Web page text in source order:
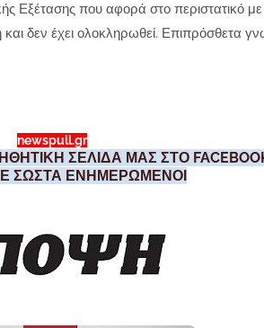
Εξέτασης που αφορά στο περιστατικό
δεν έχει ολοκληρωθεί. Επιπρόσθετα
newspull.gr
ΣΕΛΙΔΑ ΜΑΣ ΣΤΟ
ΣΩΣΤΑ ΕΝΗΜΕΡΩΜΕΝΟΙ